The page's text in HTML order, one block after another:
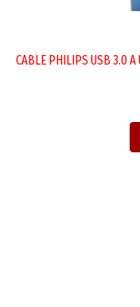
CABLE PHILIPS USB 3.0